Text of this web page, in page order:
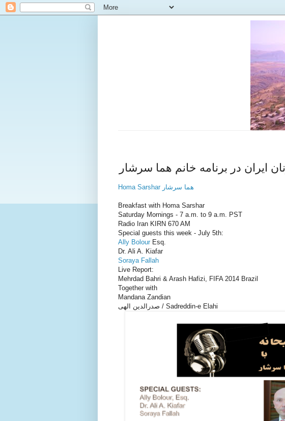
ایران در برنامه خانم هما سرشار
Homa Sarshar هما سرشار
Breakfast with Homa Sarshar
Saturday Mornings - 7 a.m. to 9 a.m. PST
Radio Iran KIRN 670 AM
Special guests this week - July 5th:
Ally Bolour Esq.
Dr. Ali A. Kiafar
Soraya Fallah
Live Report:
Mehrdad Bahri & Arash Hafizi, FIFA 2014 Brazil
Together with
Mandana Zandian
صدرالدین الهی / Sadreddin-e Elahi